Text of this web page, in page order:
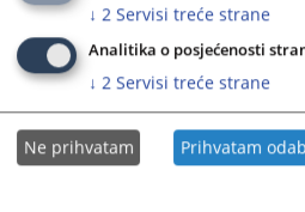
Ukoliko želite poslati e-mail nekom od
Bosanskoj Krupi (neophodno je da znate
koristite se sljedećim formatom e-mail
je ime Marko Marić je:
↓ 2 Servisi treće strane
Analitika o posjećenosti
↓ 2 Servisi treće strane
Ne prihvatam Prihvatam